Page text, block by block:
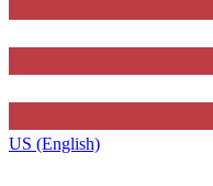
US (English)